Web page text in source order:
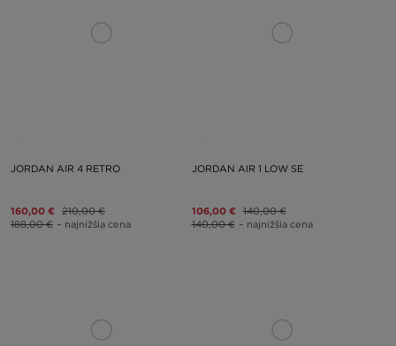
JORDAN AIR 4 RETRO
160,00 € 210,00 €
188,00 € – najnižšia cena
JORDAN AIR 1 LOW SE
106,00 € 140,00 €
140,00 € – najnižšia cena